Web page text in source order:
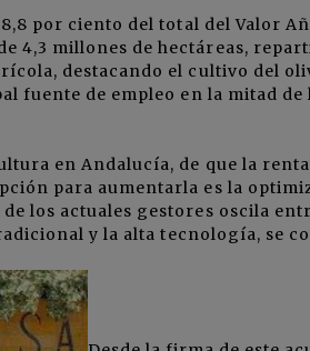
por ciento del total del Valor
4,3 millones de hectáreas,
destacando el cultivo del
fuente de empleo en la mitad
en Andalucía, de que la
para aumentarla es la
los actuales gestores oscila
y la alta tecnología, se